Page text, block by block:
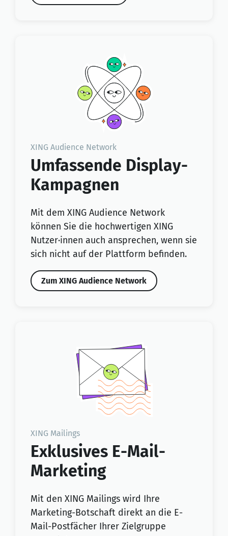
XING Audience Network
Umfassende Display-
Kampagnen
Mit dem XING Audience Network
können Sie die hochwertigen XING
Nutzer·innen auch ansprechen, wenn sie
sich nicht auf der Plattform befinden.
Zum XING Audience Network
XING Mailings
Exklusives E-Mail-
Marketing
Mit den XING Mailings wird Ihre
Marketing-Botschaft direkt an die E-
Mail-Postfächer Ihrer Zielgruppe